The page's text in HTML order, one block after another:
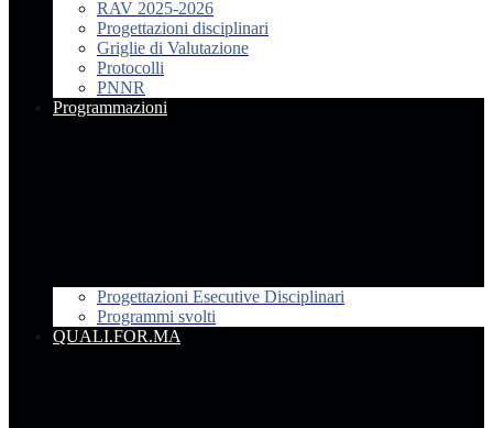
RAV 2025-2026
Progettazioni disciplinari
Griglie di Valutazione
Protocolli
PNNR
Programmazioni
Progettazioni Esecutive Disciplinari
Programmi svolti
QUALI.FOR.MA